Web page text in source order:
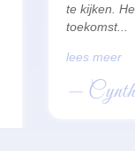
te kijken.
toekomst.
lees meer
—